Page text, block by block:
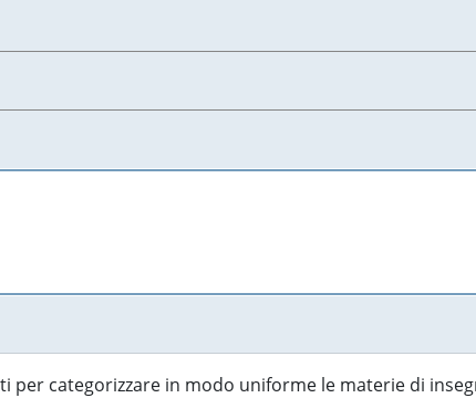
per categorizzare in modo uniforme le materie di